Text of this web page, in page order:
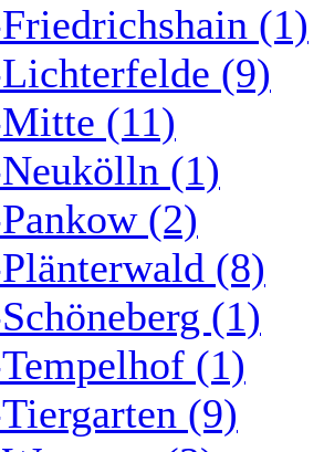
(1)
(9)
(11)
(1)
(2)
(8)
(1)
(1)
(9)